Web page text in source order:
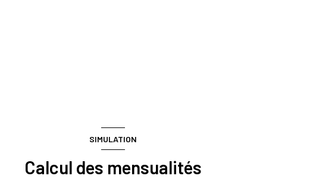
SIMULATION
Calcul des mensualités